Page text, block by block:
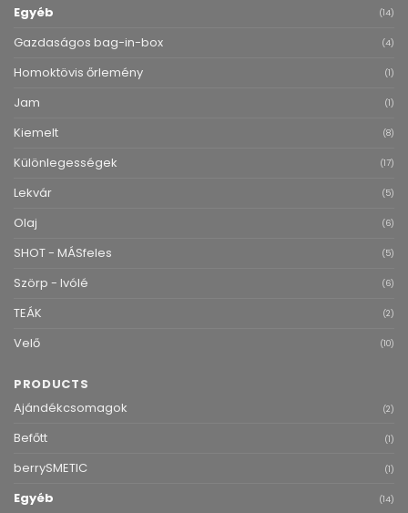
Egyéb (14)
Gazdaságos bag-in-box (4)
Homoktövis őrlemény (1)
Jam (1)
Kiemelt (8)
Különlegességek (17)
Lekvár (5)
Olaj (6)
SHOT - MÁSfeles (5)
Szörp - Ivólé (6)
TEÁK (2)
Velő (10)
PRODUCTS
Ajándékcsomagok
(2)
Befőtt (1)
berrySMETIC (1)
Egyéb (14)